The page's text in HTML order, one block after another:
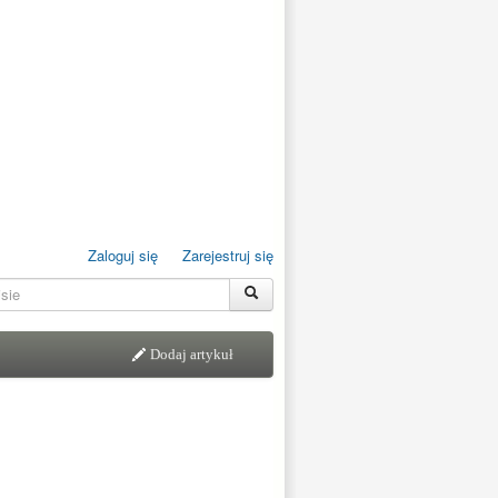
Zaloguj się Zarejestruj się
Dodaj artykuł